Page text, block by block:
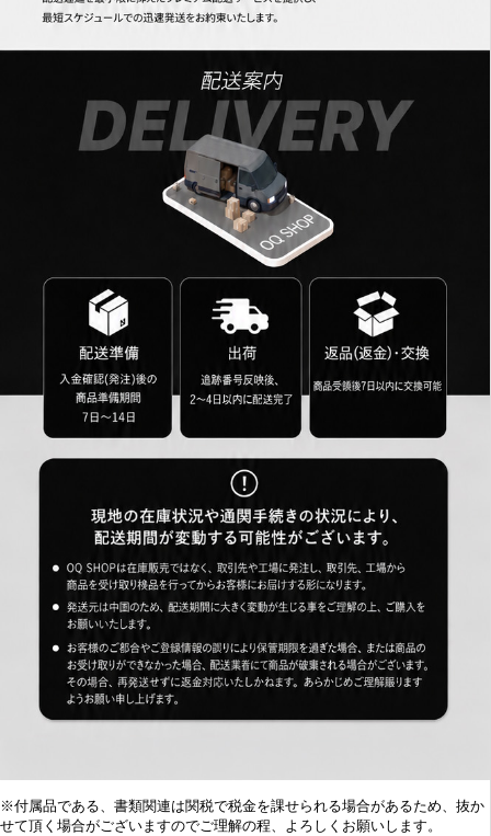
※付属品である、書類関連は関税で税金を課せられる場合があるため、抜か
せて頂く場合がございますのでご理解の程、よろしくお願いします。